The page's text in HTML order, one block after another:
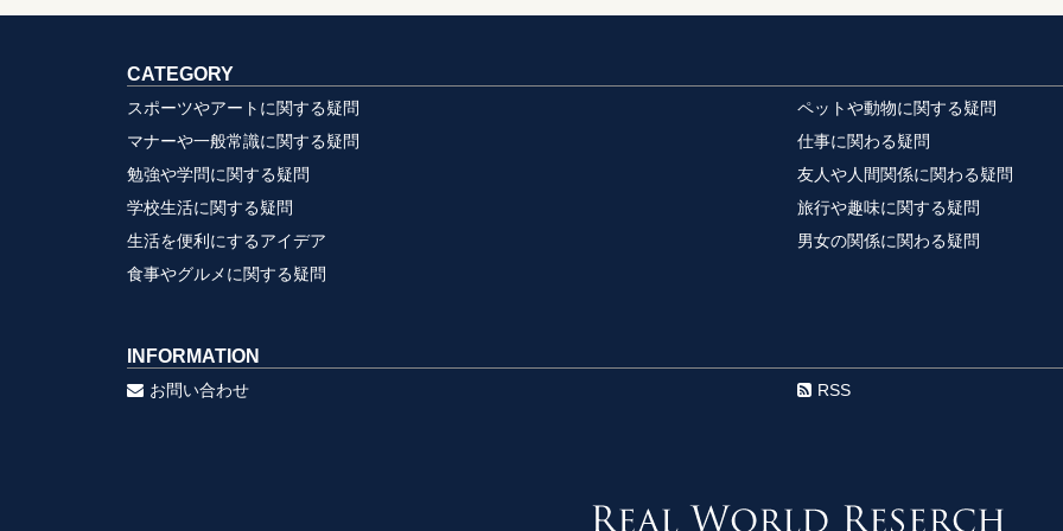
とがありますよね。 ...
中学校のクラス替え
ね。 でも、どんな自...
しょうか？ 忘れてはい
CATEGORY
スポーツやアートに関する疑問
ペットや動物に関する疑問
マナーや一般常識に関する疑問
仕事に関わる疑問
勉強や学問に関する疑問
友人や人間関係に関わる疑問
学校生活に関する疑問
旅行や趣味に関する疑問
生活を便利にするアイデア
男女の関係に関わる疑問
食事やグルメに関する疑問
INFORMATION
お問い合わせ RSS